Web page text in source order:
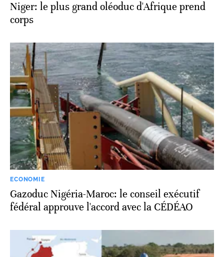
Niger: le plus grand oléoduc d'Afrique prend
corps
ECONOMIE
Gazoduc Nigéria-Maroc: le conseil exécutif
fédéral approuve l'accord avec la CÉDÉAO